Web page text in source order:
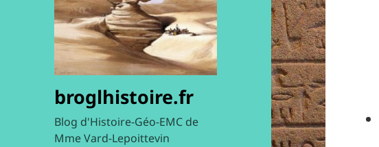
broglhistoire.fr
Blog d'Histoire-Géo-EMC de
Mme Vard-Lepoittevin